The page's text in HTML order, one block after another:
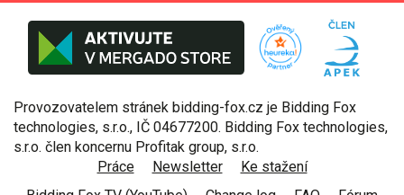
Provozovatelem stránek bidding-fox.cz je Bidding Fox
technologies, s.r.o., IČ 04677200. Bidding Fox technologies,
s.r.o. člen koncernu Profitak group, s.r.o.
Práce
Newsletter
Ke stažení